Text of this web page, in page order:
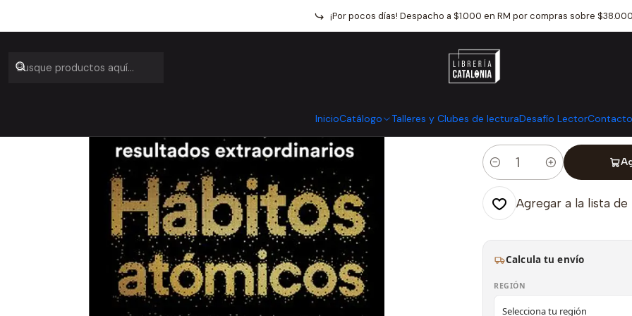
InicioCatálogo Talleres y Clubes de lecturaDesafío LectorContacto
¡Por pocos días! Despacho a $1.000 en RM por compras sobre $38.000
Inicio Catálogo Otros Administracion Y Empresa Habitos Atomicos
|
Habitos
Mostrar stock de
Cantidad
Agregar a la lista
Calcula tu envío
REGIÓN